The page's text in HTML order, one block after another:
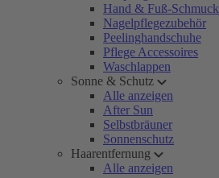
Hand & Fuß-Schmuck
Nagelpflegezubehör
Peelinghandschuhe
Pflege Accessoires
Waschlappen
Sonne & Schutz
Alle anzeigen
After Sun
Selbstbräuner
Sonnenschutz
Haarentfernung
Alle anzeigen